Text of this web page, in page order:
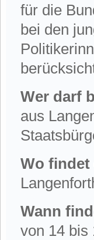
für die
bei den
Wer darf
aus
Wo findet
Wann
von 14 bis